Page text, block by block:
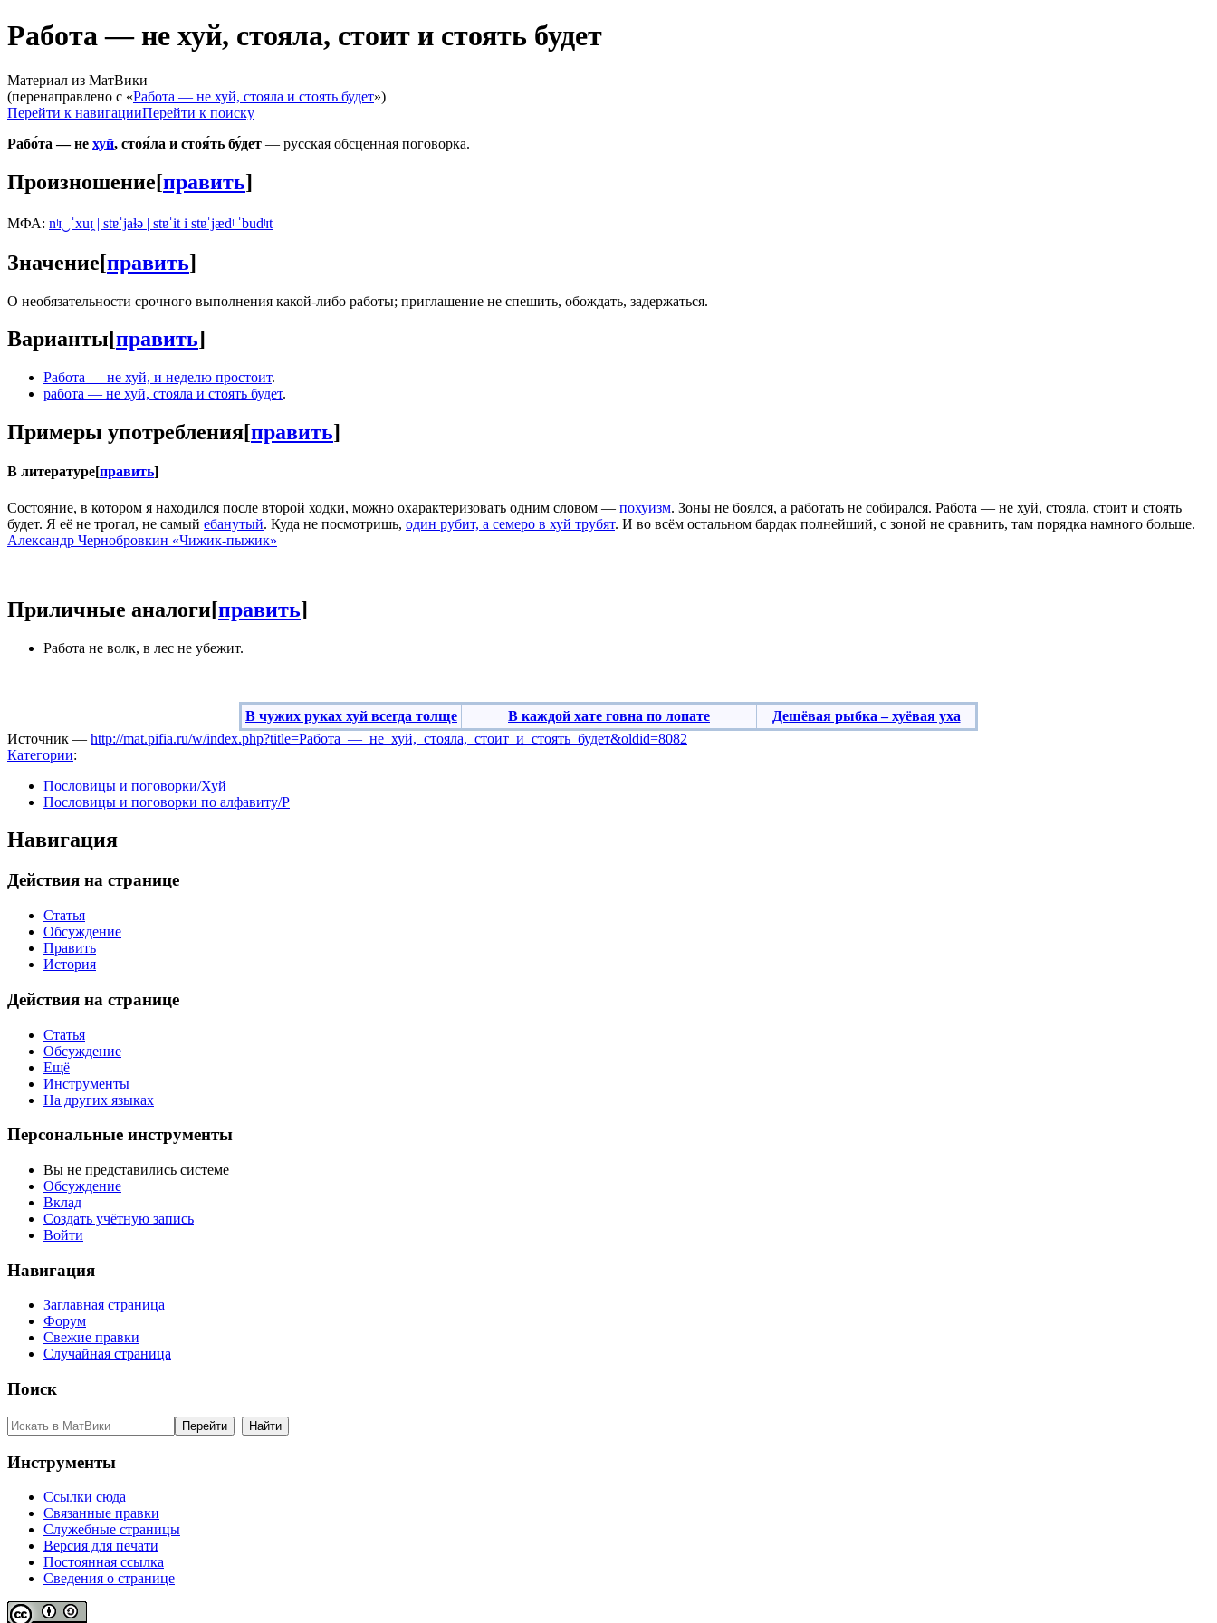
Работа — не хуй, стояла, стоит и стоять будет
Материал из МатВики
(перенаправлено с «Работа — не хуй, стояла и стоять будет»)
Перейти к навигацииПерейти к поиску
Рабо́та — не хуй, стоя́ла и стоя́ть бу́дет — русская обсценная поговорка.
Произношение[править]
МФА: nʲɪ‿ˈxuɪ̯ | stɐˈjaɫə | stɐˈit i stɐˈjædʲ ˈbudʲɪt
Значение[править]
О необязательности срочного выполнения какой-либо работы; приглашение не спешить, обождать, задержаться.
Варианты[править]
Работа — не хуй, и неделю простоит.
работа — не хуй, стояла и стоять будет.
Примеры употребления[править]
В литературе[править]
Состояние, в котором я находился после второй ходки, можно охарактеризовать одним словом — похуизм. Зоны не боялся, а работать не собирался. Работа — не хуй, стояла, стоит и стоять
будет. Я её не трогал, не самый ебанутый. Куда не посмотришь, один рубит, а семеро в хуй трубят. И во всём остальном бардак полнейший, с зоной не сравнить, там порядка намного больше.
Александр Чернобровкин «Чижик-пыжик»
Приличные аналоги[править]
Работа не волк, в лес не убежит.
‎‎‎‎В чужих руках хуй всегда толще В каждой хате говна по лопате‎‎‎‎
‎‎Дешёвая рыбка – хуёвая уха
Источник — http://mat.pifia.ru/w/index.php?title=Работа_—_не_хуй,_стояла,_стоит_и_стоять_будет&oldid=8082
Категории:
Пословицы и поговорки/Хуй
Пословицы и поговорки по алфавиту/Р
Навигация
Действия на странице
Статья
Обсуждение
Править
История
Действия на странице
Статья
Обсуждение
Ещё
Инструменты
На других языках
Персональные инструменты
Вы не представились системе
Обсуждение
Вклад
Создать учётную запись
Войти
Навигация
Заглавная страница
Форум
Свежие правки
Случайная страница
Поиск
Инструменты
Ссылки сюда
Связанные правки
Служебные страницы
Версия для печати
Постоянная ссылка
Сведения о странице